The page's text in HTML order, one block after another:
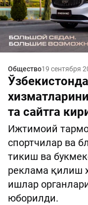
Общество19 сентября
та сайтга
Ижтимоий
спортчилар ва
тикиш ва
реклама қилиш
ишлар
юборилди.